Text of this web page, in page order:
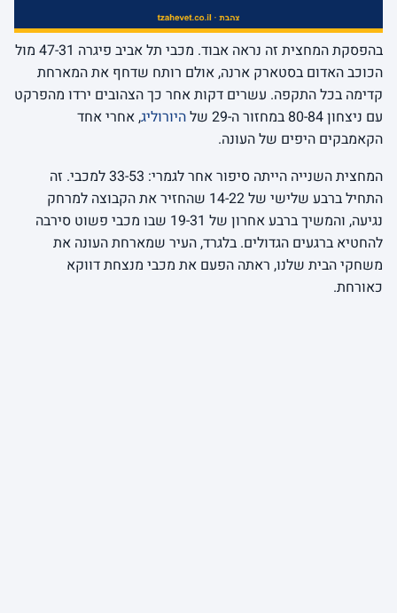
בהפסקת המחצית זה נראה אבוד. מכבי תל אביב פיגרה 47-31 מול
הכוכב האדום בסטארק ארנה, אולם רותח שדחף את המארחת
קדימה בכל התקפה. עשרים דקות אחר כך הצהובים ירדו מהפרקט
עם ניצחון 80-84 במחזור ה-29 של
היורוליג, אחרי אחד
הקאמבקים היפים של העונה.
המחצית השנייה הייתה סיפור אחר לגמרי: 33-53 למכבי. זה
התחיל ברבע שלישי של 14-22 שהחזיר את הקבוצה למרחק
נגיעה, והמשיך ברבע אחרון של 19-31 שבו מכבי פשוט סירבה
להחטיא ברגעים הגדולים. בלגרד, העיר שמארחת העונה את
משחקי הבית שלנו, ראתה הפעם את מכבי מנצחת דווקא
כאורחת.